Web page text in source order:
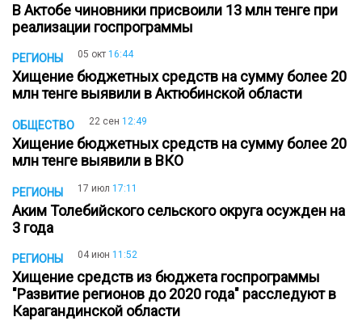
В Актобе чиновники присвоили 13 млн тенге при
реализации госпрограммы
РЕГИОНЫ 05 окт 16:44
Хищение бюджетных средств на сумму более 20
млн тенге выявили в Актюбинской области
ОБЩЕСТВО 22 сен 12:49
Хищение бюджетных средств на сумму более 20
млн тенге выявили в ВКО
РЕГИОНЫ 17 июл 17:11
Аким Толебийского сельского округа осужден на
3 года
РЕГИОНЫ 04 июн 11:52
Хищение средств из бюджета госпрограммы
"Развитие регионов до 2020 года" расследуют в
Карагандинской области